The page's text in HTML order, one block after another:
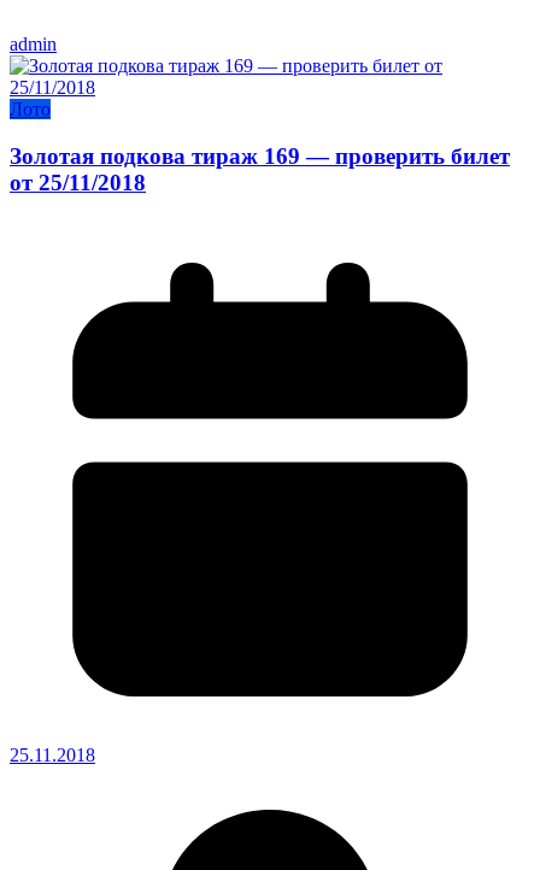
admin
Лото
Золотая подкова тираж 169 — проверить билет
от 25/11/2018
25.11.2018